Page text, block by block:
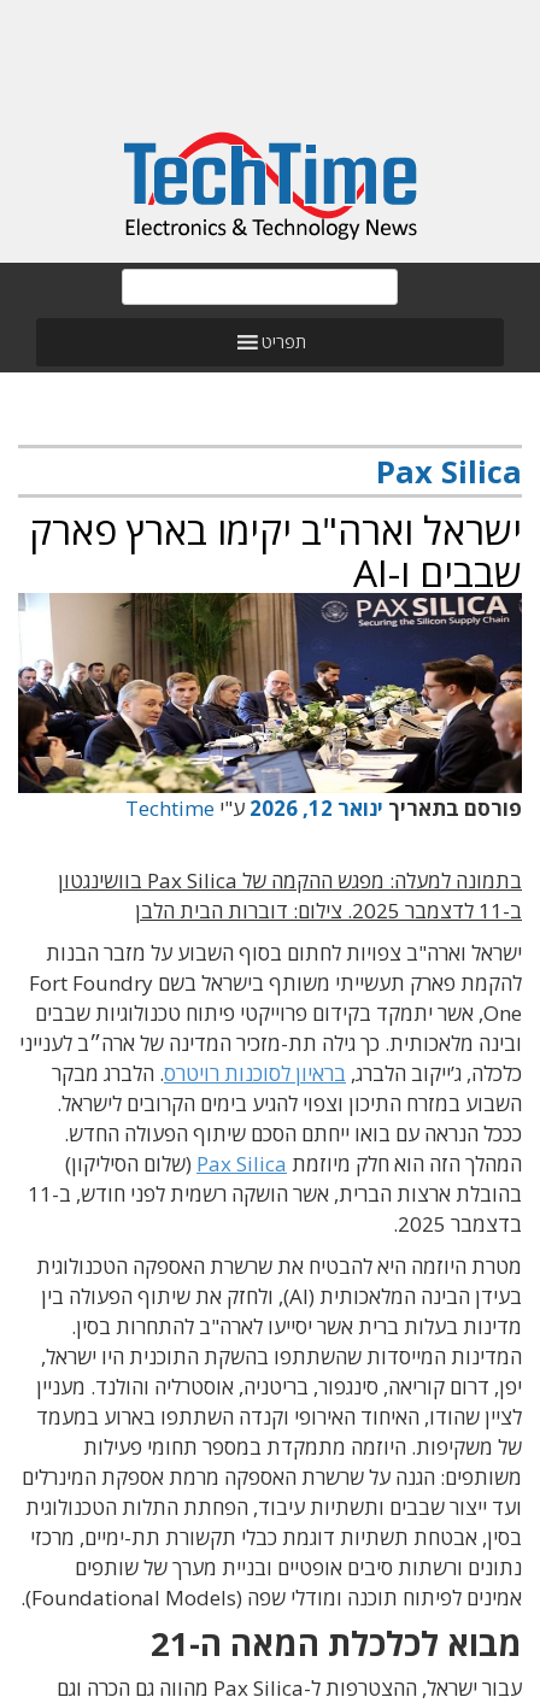
תפריט
Pax Silica
ישראל וארה"ב יקימו בארץ פארק
שבבים ו-AI
פורסם בתאריך ינואר 12, 2026 ע"י Techtime
בתמונה למעלה: מפגש ההקמה של Pax Silica בוושינגטון
ב-11 לדצמבר 2025. צילום: דוברות הבית הלבן
ישראל וארה"ב צפויות לחתום בסוף השבוע על מזבר הבנות
להקמת פארק תעשייתי משותף בישראל בשם Fort Foundry
One, אשר יתמקד בקידום פרוייקטי פיתוח טכנולוגיות שבבים
ובינה מלאכותית. כך גילה תת-מזכיר המדינה של ארה״ב לענייני
כלכלה, ג’ייקוב הלברג, בראיון לסוכנות רויטרס. הלברג מבקר
השבוע במזרח התיכון וצפוי להגיע בימים הקרובים לישראל.
כככל הנראה עם בואו ייחתם הסכם שיתוף הפעולה החדש.
המהלך הזה הוא חלק מיוזמת Pax Silica (שלום הסיליקון)
בהובלת ארצות הברית, אשר הושקה רשמית לפני חודש, ב-11
בדצמבר 2025.
מטרת היוזמה היא להבטיח את שרשרת האספקה הטכנולוגית
בעידן הבינה המלאכותית (AI), ולחזק את שיתוף הפעולה בין
מדינות בעלות ברית אשר יסייעו לארה"ב להתחרות בסין.
המדינות המייסדות שהשתתפו בהשקת התוכנית היו ישראל,
יפן, דרום קוריאה, סינגפור, בריטניה, אוסטרליה והולנד. מעניין
לציין שהודו, האיחוד האירופי וקנדה השתתפו בארוע במעמד
של משקיפות. היוזמה מתמקדת במספר תחומי פעילות
משותפים: הגנה על שרשרת האספקה מרמת אספקת המינרלים
ועד ייצור שבבים ותשתיות עיבוד, הפחתת התלות הטכנולוגית
בסין, אבטחת תשתיות דוגמת כבלי תקשורת תת-ימיים, מרכזי
נתונים ורשתות סיבים אופטיים ובניית מערך של שותפים
אמינים לפיתוח תוכנה ומודלי שפה (Foundational Models).
מבוא לכלכלת המאה ה-21
עבור ישראל, ההצטרפות ל-Pax Silica מהווה גם הכרה וגם